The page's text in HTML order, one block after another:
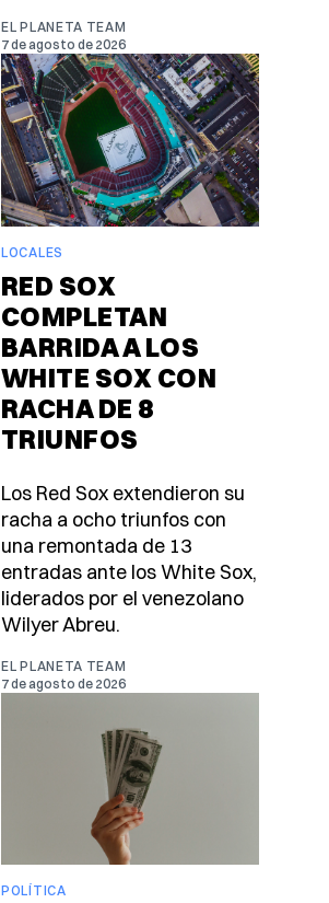
EL PLANETA TEAM
7 de agosto de 2026
LOCALES
RED SOX
COMPLETAN
BARRIDA A LOS
WHITE SOX CON
RACHA DE 8
TRIUNFOS
Los Red Sox extendieron su
racha a ocho triunfos con
una remontada de 13
entradas ante los White Sox,
liderados por el venezolano
Wilyer Abreu.
EL PLANETA TEAM
7 de agosto de 2026
POLÍTICA